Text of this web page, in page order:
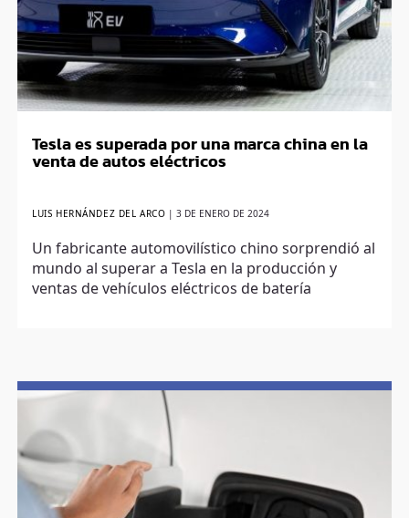
Tesla es superada por una marca china en la
venta de autos eléctricos
LUIS HERNÁNDEZ DEL ARCO |3 DE ENERO DE 2024
Un fabricante automovilístico chino sorprendió al
mundo al superar a Tesla en la producción y
ventas de vehículos eléctricos de batería